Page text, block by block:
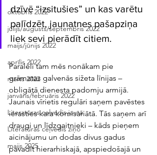
oktobris 2022
jūlijs/augusts/septembris 2022
maijs/jūnijs 2022
aprīlis 2022
marts 2022
janvāris/februāris 2022
Literatūras ceļvedis jautā
Literatūras ceļvedis ziņo
maijs 2025
dzīvē “izsitušies” un kas varētu
palīdzēt, jaunatnes pašapziņa
liek sevi pierādīt citiem.
Paralēli tam mēs nonākam pie
grāmatas galvenās sižeta līnijas –
obligātā dienesta padomju armijā.
Jaunais vīrietis regulāri saņem pavēstes
ierasties kara komisariātā. Tās saņem arī
draugi un līdzgaitnieki – kāds pieņem
aicinājumu un dodas divus gadus
pavadīt hierarhiskajā, apspiedošajā un